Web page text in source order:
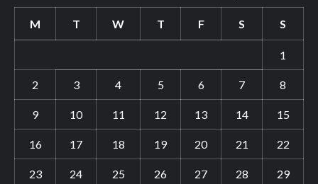
M T W T F S S
1
2 3 4 5 6 7 8
9 10 11 12 13 14 15
16 17 18 19 20 21 22
23 24 25 26 27 28 29